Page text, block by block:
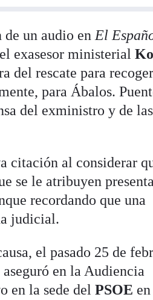
un audio en El
exasesor ministerial
del rescate para recoger
para Ábalos.
del exministro y de las
citación al considerar
se le atribuyen
recordando que una
judicial.
el pasado 25 de
en la Audiencia
en la sede delPSOE